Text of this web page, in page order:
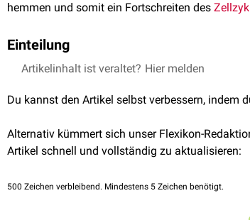
hemmen und somit ein Fortschreiten des
Einteilung
CDK-Inhibitorproteine werden sie in 2 Familien
P16-Familie
indem sie dasCyclin Dkompetitiv verdrängt.
inaktiviert - werden und derTranskriptionsfaktor
Das Protein P16 liegt in vielen Tumoren
und können (ohne Signal von aussen) das RB-
Artikelinhalt ist veraltet? Hier melden
Du kannst den Artikel selbst verbessern, indem
Alternativ kümmert sich unser Flexikon-
Artikel schnell und vollständig zu aktualisieren:
500 Zeichen verbleibend. Mindestens 5 Zeichen benötigt.